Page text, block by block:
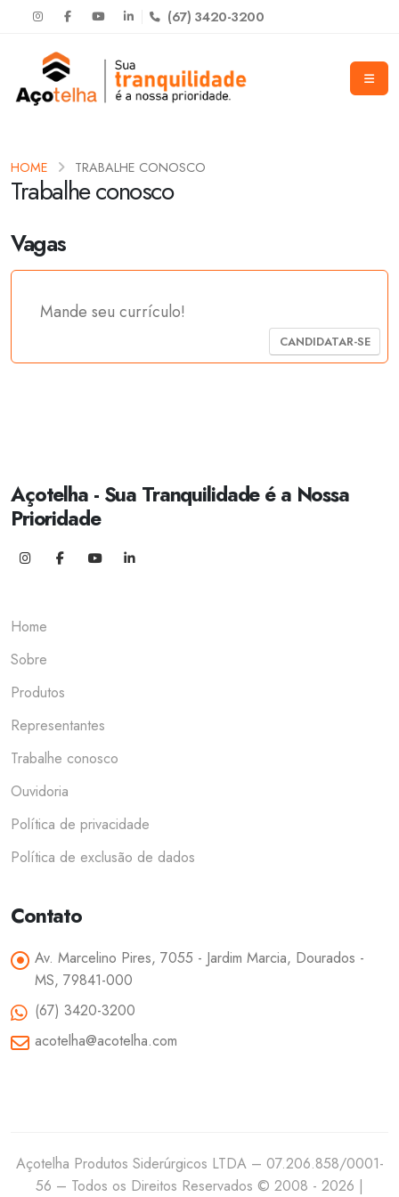
(67) 3420-3200
Trabalhe conosco
HOME TRABALHE CONOSCO
Vagas
Mande seu currículo!
CANDIDATAR-SE
Açotelha - Sua Tranquilidade é a Nossa
Prioridade
Home
Sobre
Produtos
Representantes
Trabalhe conosco
Ouvidoria
Política de privacidade
Política de exclusão de dados
Contato
Av. Marcelino Pires, 7055 - Jardim Marcia, Dourados -
MS, 79841-000
(67) 3420-3200
acotelha@acotelha.com
Açotelha Produtos Siderúrgicos LTDA – 07.206.858/0001-
56 – Todos os Direitos Reservados © 2008 - 2026 |